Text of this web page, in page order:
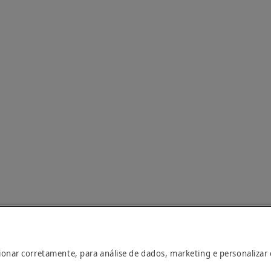
corretamente, para análise de dados, marketing e personalizar